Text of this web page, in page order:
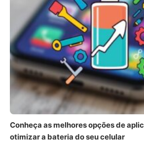
Conheça as melhores opções de
otimizar a bateria do seu celular